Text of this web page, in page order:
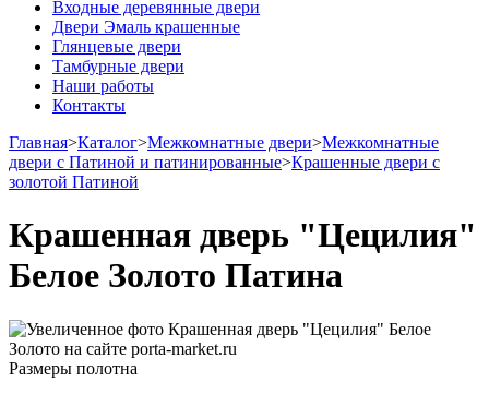
Входные деревянные двери
Двери Эмаль крашенные
Глянцевые двери
Тамбурные двери
Наши работы
Контакты
Главная>Каталог>Межкомнатные двери>Межкомнатные
двери с Патиной и патинированные>Крашенные двери с
золотой Патиной
Крашенная дверь "Цецилия"
Белое Золото Патина
Размеры полотна